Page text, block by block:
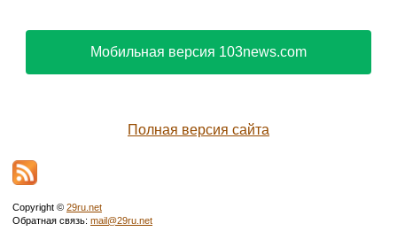
Мобильная версия 103news.com
Полная версия сайта
Copyright © 29ru.net
Обратная связь: mail@29ru.net